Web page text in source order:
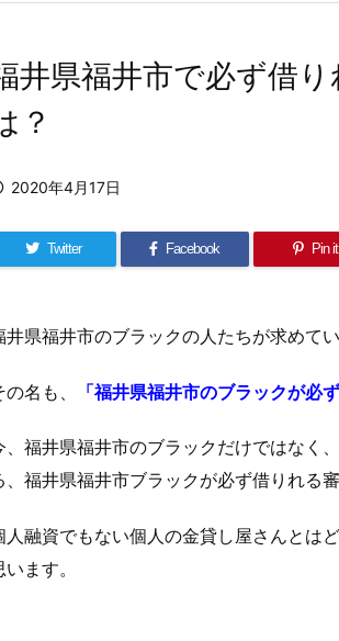
井県福井市で必ず借
？
2020年4月17日
Twitter Facebook Pin it
井県福井市のブラックの人たちが求めて
の名も、 「福井県福井市のブラックが必
、福井県福井市のブラックだけではなく
、福井県福井市ブラックが必ず借りれる
人融資でもない個人の金貸し屋さんとは
います。